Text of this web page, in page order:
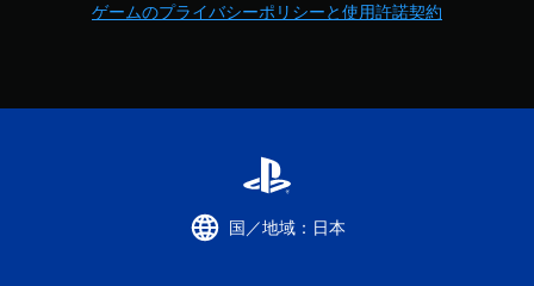
能
操
ゲームのプライバシーポリシーと使用許諾契約
国／地域：日本